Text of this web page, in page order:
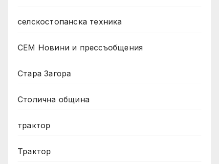
селскостопанска техника
СЕМ Новини и прессъобщения
Стара Загора
Столична община
трактор
Трактор